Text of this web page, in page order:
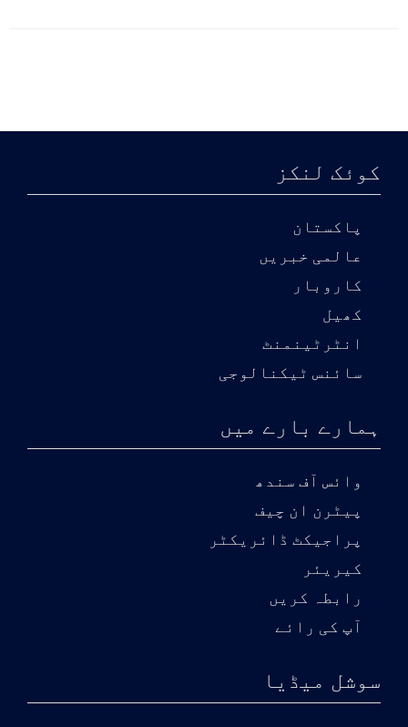
کوئک لنکز
پاکستان
عالمی خبریں
کاروبار
کھیل
انٹرٹینمنٹ
سائنس ٹیکنالوجی
ہمارے بارے میں
وائس آف سندھ
پیٹرن ان چیف
پراجیکٹ ڈائریکٹر
کیریئر
رابطہ کریں
آپ کی رائے
سوشل میڈیا